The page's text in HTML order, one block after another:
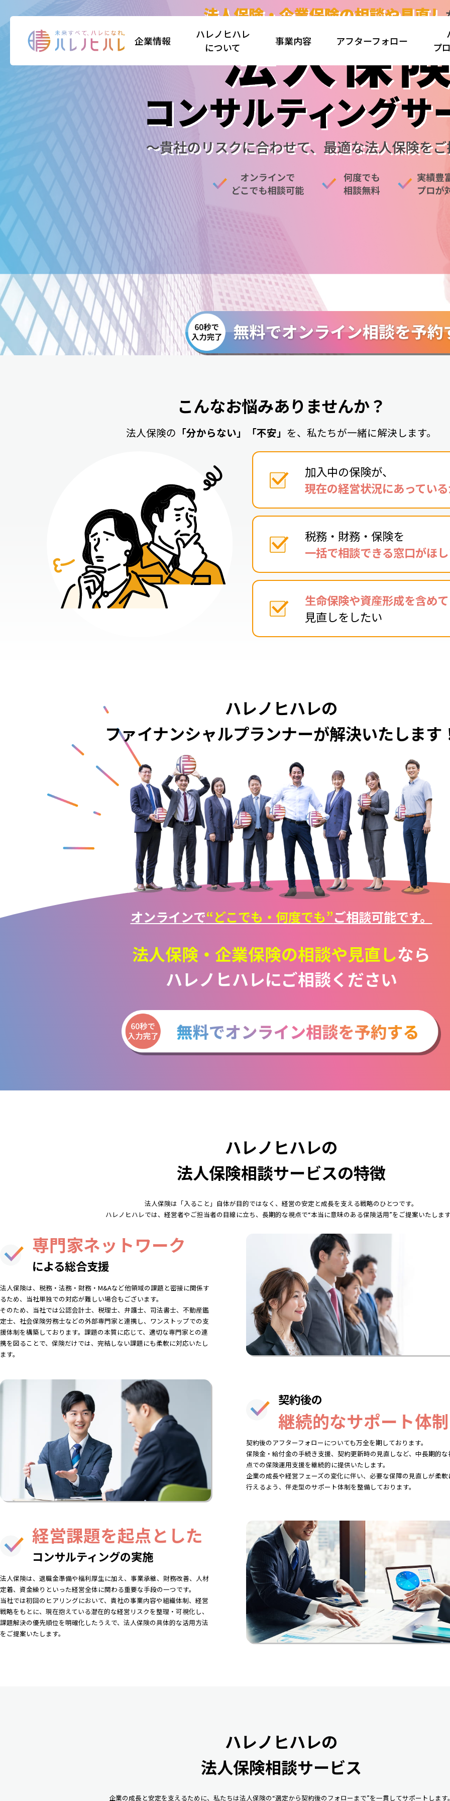
企業情報
ハレノヒハレ
について
事業内容 アフターフォロー
プ
こんなお悩みありませんか？
法人保険の 「分からない」「不安」 を、 私たちが一緒に解決します。
加入中の保険が、
現在の経営状況にあってい
税務・財務・保険を
一括で相談できる窓口がほ
生命保険や資産形成を含めて
見直しをしたい
ハレノヒハレの
ファイナンシャルプランナーが解決いたします
オンラインで“どこでも・何度でも”ご相談可能です。
法人保険・企業保険の相談や見直しなら
ハレノヒハレにご相談ください
ハレノヒハレの
法人保険相談サービスの特徴
法人保険は「入ること」自体が目的ではなく、経営の安定と成長を支える戦略のひとつです。
ハレノヒハレでは、経営者やご担当者の目線に立ち、長期的な視点で“本当に意味のある保険活用”をご提案いたしま
専門家ネットワーク
による総合支援
法人保険は、税務・法務・財務・M&Aなど他領域の課題と密接に関係す
るため、当社単独での対応が難しい場合もございます。
そのため、当社では公認会計士、税理士、弁護士、司法書士、不動産鑑
定士、社会保険労務士などの外部専門家と連携し、ワンストップでの支
援体制を構築しております。課題の本質に応じて、適切な専門家との連
携を図ることで、保険だけでは、完結しない課題にも柔軟に対応いたし
ます。
契約後の
継続的なサポート体制
契約後のアフターフォローについても万全を期しております。
保険金・給付金の手続き支援、契約更新時の見直しなど、中長期的な
点での保険運用支援を継続的に提供いたします。
企業の成長や経営フェーズの変化に伴い、必要な保障の見直しが柔軟
行えるよう、伴走型のサポート体制を整備しております。
経営課題を起点とした
コンサルティングの実施
法人保険は、退職金準備や福利厚生に加え、事業承継、財務改善、人材
定着、資金繰りといった経営全体に関わる重要な手段の一つです。
当社では初回のヒアリングにおいて、貴社の事業内容や組織体制、経営
戦略をもとに、現在抱えている潜在的な経営リスクを整理・可視化し、
課題解決の優先順位を明確化したうえで、法人保険の具体的な活用方法
をご提案いたします。
ハレノヒハレの
法人保険相談サービス
企業の成長と安定を支えるために、私たちは法人保険の“選定から契約後のフォローまで”を一貫してサポートします